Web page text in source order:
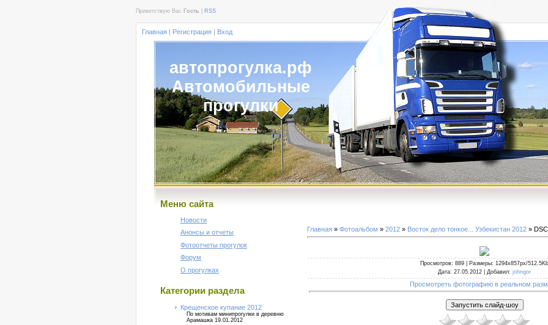
Приветствую Вас Гость RSS
Главная | Регистрация | Вход
автопрогулка.рф
Автомобильные
прогулки
Меню сайта
Новости
Анонсы и отчеты
Фотоотчеты прогулок
Форум
О прогулках
Категории раздела
Крещенское купание 2012
По мотивам минипрогулки в деревню
Арамашка 19.01.2012
Главная » Фотоальбом » 2012 » Восток дело тонкое... Узбекистан 2012 »
Просмотров: 889 | Размеры: 1294x857px/512.5Kb
Дата: 27.05.2012 | Добавил: johngor
Просмотреть фотографию в реальном